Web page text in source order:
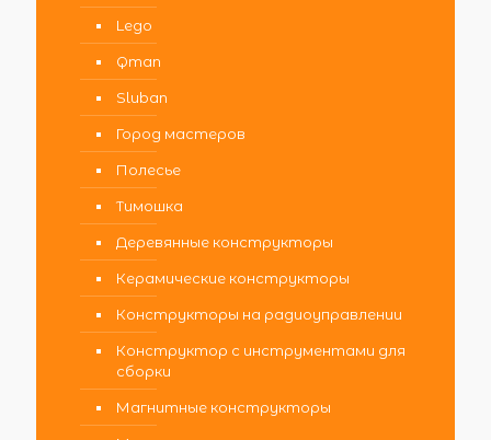
Lego
Qman
Sluban
Город мастеров
Полесье
Тимошка
Деревянные конструкторы
Керамические конструкторы
Конструкторы на радиоуправлении
Конструктор с инструментами для
сборки
Магнитные конструкторы